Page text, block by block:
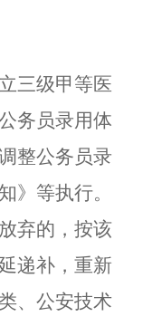
三级甲等医
务员录用体
整公务员录
》等执行。
弃的，按该
递补，重新
、公安技术